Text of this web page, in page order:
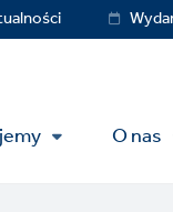
O nas